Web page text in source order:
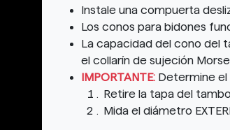
Instale una compuerta
Los conos para bidones
La capacidad del cono del
el collarín de sujeción
IMPORTANTE: Determine
Retire la tapa del
Mida el diámetro